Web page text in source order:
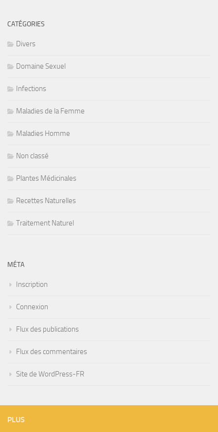
CATÉGORIES
Divers
Domaine Sexuel
Infections
Maladies de la Femme
Maladies Homme
Non classé
Plantes Médicinales
Recettes Naturelles
Traitement Naturel
MÉTA
Inscription
Connexion
Flux des publications
Flux des commentaires
Site de WordPress-FR
PLUS